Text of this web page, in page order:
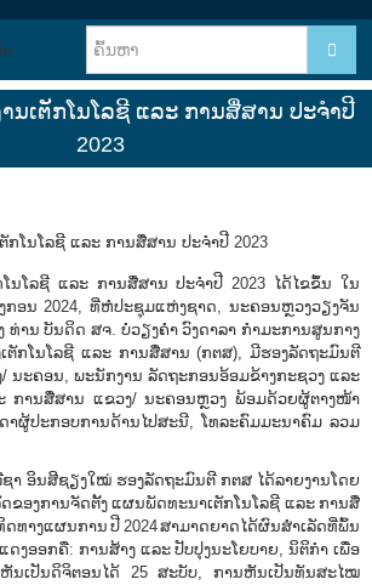
ນເຕັກໂນໂລຊີ ແລະ ການສື່ສານ ປະຈໍາປີ
2023
ໂນໂລຊີ ແລະ ການສື່ສານ ປະຈໍາປີ 2023 ໄດ້ໄຂຂຶ້ນ ໃນ
ກອນ 2024, ທີ່ຫໍປະຊຸມແຫ່ງຊາດ, ນະຄອນຫຼວງວຽງຈັນ
ທ່ານ ບັນດິດ ສຈ. ບໍ່ວຽງຄໍາ ວົງດາລາ ກຳມະການສູນກາງ
ຕັກໂນໂລຊີ ແລະ ການສື່ສານ (ກຕສ), ມີຮອງລັດຖະມົນຕີ
/ ນະຄອນ, ພະນັກງານ ລັດຖະກອນອ້ອມຂ້າງກະຊວງ ແລະ
ການສື່ສານ ແຂວງ/ ນະຄອນຫຼວງ ພ້ອມດ້ວຍຜູ້ຕາງໜ້າ
ຜູ້ປະກອບການດ້ານໄປສະນີ, ໂທລະຄົມມະນາຄົມ ລວມ
າ ອິນສີຊຽງໃໝ່ ຮອງລັດຖະມົນຕີ ກຕສ ໄດ້ລາຍງານໂດຍ
ຂອງການຈັດຕັ້ງ ແຜນພັດທະນາເຕັກໂນໂລຊີ ແລະ ການສື່
ດທາງແຜນການ ປີ 2024 ສາມາດຍາດໄດ້ຜົນສໍາເລັດທີ່ພົ້ນ
ງອອກຄື: ການສ້າງ ແລະ ປັບປຸງນະໂຍບາຍ, ນິຕິກໍາ ເພື່ອ
ຫັນເປັນດິຈິຕອນໄດ້ 25 ສະບັບ, ການຫັນເປັນທັນສະໄໝ